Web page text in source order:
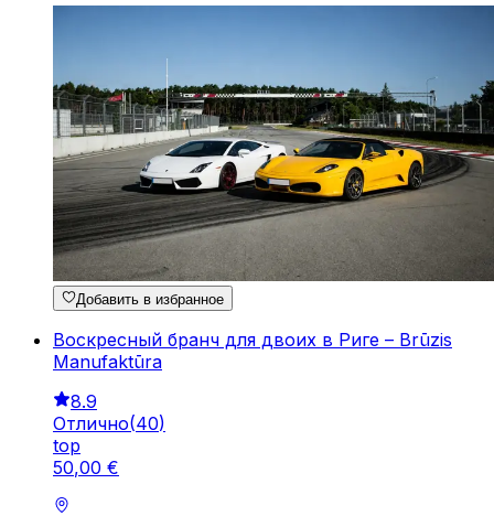
Добавить в избранное
Воскресный бранч для двоих в Риге – Brūzis
Manufaktūra
8.9
Отлично(40)
top
50,00 €